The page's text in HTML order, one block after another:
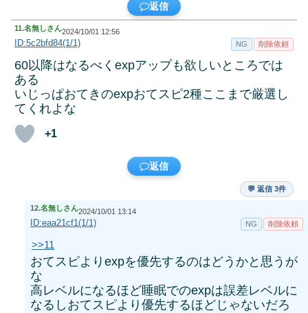
返信
11.名無しさん2024/10/01 12:56
ID:5c2bfd84(1/1) NG 削除依頼
60以降はなるべくexpアップも欲しいところでは
ある
いじっぱおてきのexpおてスピ2種ここまで厳選し
てくれよな
+1
返信
💬 返信 3件
12.名無しさん2024/10/01 13:14
ID:eaa21cf1(1/1) NG 削除依頼
>>11
おてスピよりexpを優先するのはどうかと思うが
な
高レベルになるほど睡眠でのexpは誤差レベルに
なるしおてスピより優先するほどじゃないだろ